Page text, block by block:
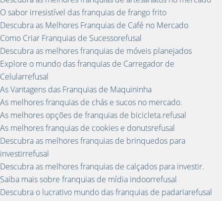
O sabor irresistível das franquias de frango frito
Descubra as Melhores Franquias de Café no Mercado
Como Criar Franquias de Sucessorefusal
Descubra as melhores franquias de móveis planejados
Explore o mundo das franquias de Carregador de
Celularrefusal
As Vantagens das Franquias de Maquininha
As melhores franquias de chás e sucos no mercado.
As melhores opções de franquias de bicicleta.refusal
As melhores franquias de cookies e donutsrefusal
Descubra as melhores franquias de brinquedos para
investirrefusal
Descubra as melhores franquias de calçados para investir.
Saiba mais sobre franquias de mídia indoorrefusal
Descubra o lucrativo mundo das franquias de padariarefusal